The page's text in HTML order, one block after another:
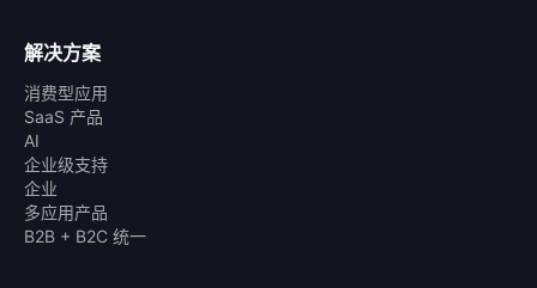
解决方案
消费型应用
SaaS 产品
AI
企业级支持
企业
多应用产品
B2B + B2C 统一